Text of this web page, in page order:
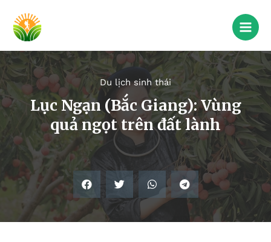
Du lịch sinh thái
Lục Ngạn (Bắc Giang): Vùng
quả ngọt trên đất lành